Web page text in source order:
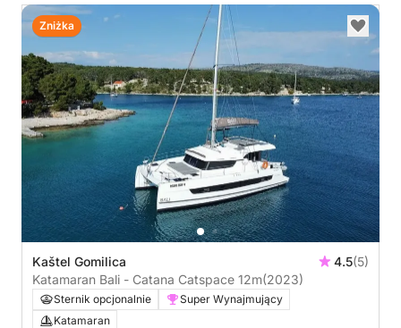
Kaštel Gomilica 4.5(5)
Katamaran Bali - Catana Catspace 12m(2023)
Sternik opcjonalnie
Super Wynajmujący
Katamaran
Zniżka